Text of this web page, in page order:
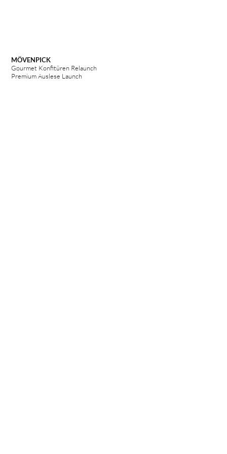
MÖVENPICK
Gourmet Konfitüren Relaunch
Premium Auslese Launch